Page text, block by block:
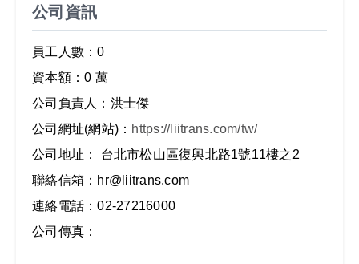
公司資訊
員工人數：0
資本額：0 萬
公司負責人：洪士傑
公司網址(網站)： https://liitrans.com/tw/
公司地址： 台北市松山區復興北路1號11樓之2
聯絡信箱：hr@liitrans.com
連絡電話：02-27216000
公司傳真：